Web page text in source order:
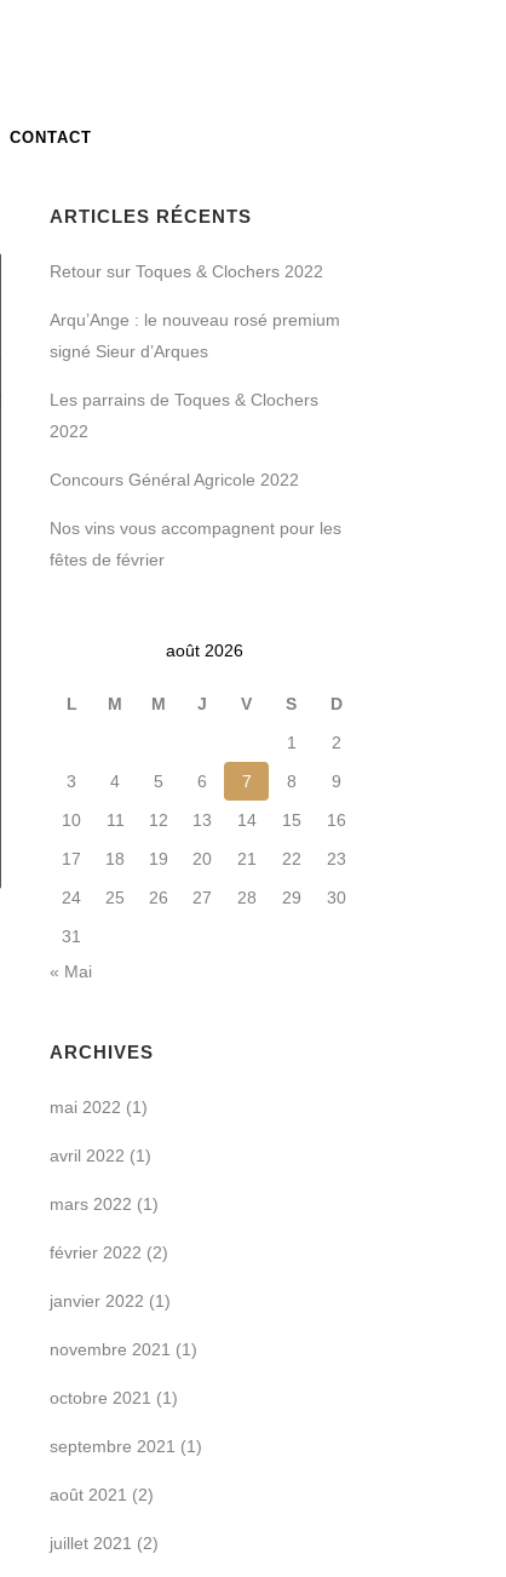
CONTACT
ARTICLES RÉCENTS
Retour sur Toques & Clochers 2022
Arqu’Ange : le nouveau rosé premium
signé Sieur d’Arques
Les parrains de Toques & Clochers
2022
Concours Général Agricole 2022
Nos vins vous accompagnent pour les
fêtes de février
août 2026
L M M J V S
D
1
2
3
4 5 6 7 8
9
10
11 12 13 14 15
16
17
18 19 20 21 22
23
24
25 26 27 28 29
30
31
« Mai
ARCHIVES
mai 2022 (1)
avril 2022 (1)
mars 2022 (1)
février 2022 (2)
janvier 2022 (1)
novembre 2021 (1)
octobre 2021 (1)
septembre 2021 (1)
août 2021 (2)
juillet 2021 (2)